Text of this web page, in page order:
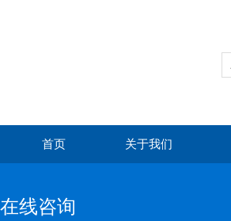
首页 关于我们
在线咨询